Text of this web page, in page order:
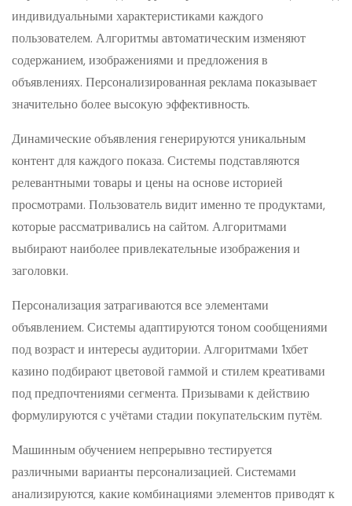
индивидуальными характеристиками каждого
пользователем. Алгоритмы автоматическим изменяют
содержанием, изображениями и предложения в
объявлениях. Персонализированная реклама показывает
значительно более высокую эффективность.
Динамические объявления генерируются уникальным
контент для каждого показа. Системы подставляются
релевантными товары и цены на основе историей
просмотрами. Пользователь видит именно те продуктами,
которые рассматривались на сайтом. Алгоритмами
выбирают наиболее привлекательные изображения и
заголовки.
Персонализация затрагиваются все элементами
объявлением. Системы адаптируются тоном сообщениями
под возраст и интересы аудитории. Алгоритмами 1хбет
казино подбирают цветовой гаммой и стилем креативами
под предпочтениями сегмента. Призывами к действию
формулируются с учётами стадии покупательским путём.
Машинным обучением непрерывно тестируется
различными варианты персонализацией. Системами
анализируются, какие комбинациями элементов приводят к